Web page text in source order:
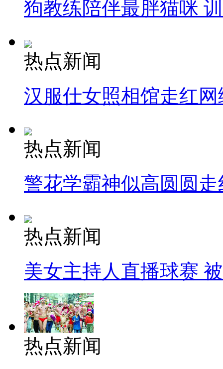
狗教练陪伴最胖猫咪
热点新闻
汉服仕女照相馆走红网
热点新闻
警花学霸神似高圆圆走
热点新闻
美女主持人直播球赛
热点新闻